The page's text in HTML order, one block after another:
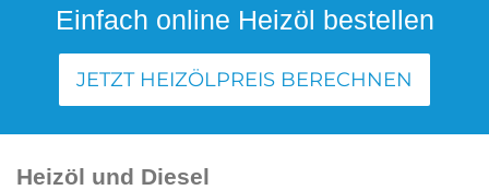
Einfach online Heizöl bestellen
JETZT HEIZÖLPREIS BERECHNEN
Heizöl und Diesel